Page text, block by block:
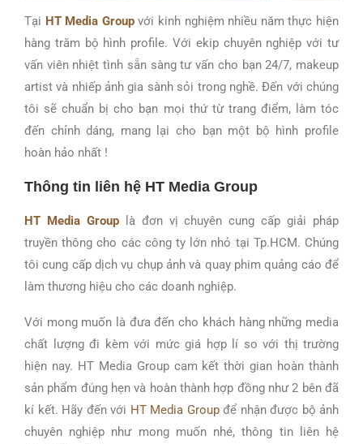
Tại HT Media Groupvới kinh nghiệm nhiều năm thực hiện
hàng trăm bộ hình profile. Với ekip chuyên nghiệp với tư
vấn viên nhiệt tình sẵn sàng tư vấn cho bạn 24/7, makeup
artist và nhiếp ảnh gia sành sỏi trong nghề. Đến với chúng
tôi sẽ chuẩn bị cho bạn mọi thứ từ trang điểm, làm tóc
đến chỉnh dáng, mang lại cho bạn một bộ hình profile
hoàn hảo nhất !
Thông tin liên hệ HT Media Group
HT Media Grouplà đơn vị chuyên cung cấp giải pháp
truyền thông cho các công ty lớn nhỏ tại Tp.HCM. Chúng
tôi cung cấp dịch vụ chụp ảnh và quay phim quảng cáo để
làm thương hiệu cho các doanh nghiệp.
Với mong muốn là đưa đến cho khách hàng những media
chất lượng đi kèm với mức giá hợp lí so với thị trường
hiện nay. HT Media Groupcam kết thời gian hoàn thành
sản phẩm đúng hẹn và hoàn thành hợp đồng như 2 bên đã
kí kết. Hãy đến với HT Media Groupđể nhận được bộ ảnh
chuyên nghiệp như mong muốn nhé, thông tin liên hệ